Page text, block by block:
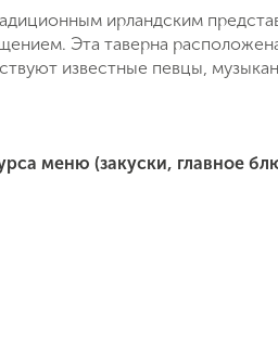
выгодную цену!
ирландским
Эта таверна
известные певцы,
меню (закуски, главное